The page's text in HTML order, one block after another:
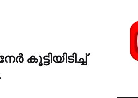
കൂട്ടിയിടിച്ച്